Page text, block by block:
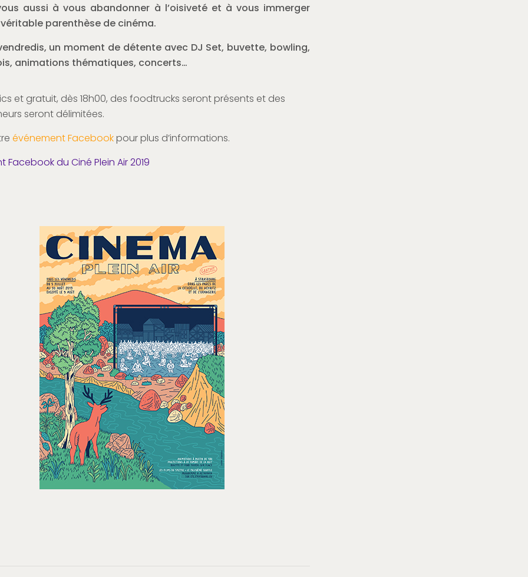
aussi à vous abandonner à l’oisiveté et à vous immerger
parenthèse de cinéma.
un moment de détente avec DJ Set, buvette, bowling,
animations thématiques, concerts…
et gratuit, dès 18h00, des foodtrucks seront présents et des
seront délimitées.
événement Facebookpour plus d’informations.
Facebook du Ciné Plein Air 2019